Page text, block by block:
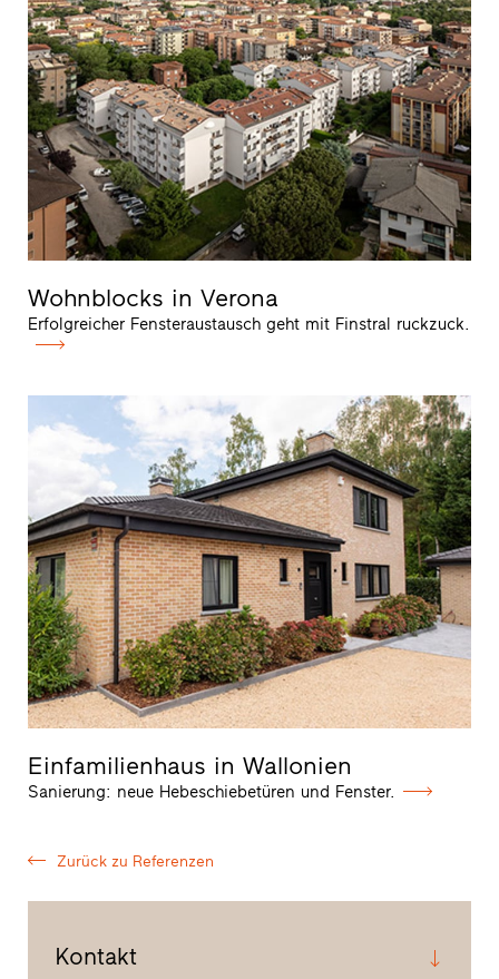
Wohnblocks in Verona
Erfolgreicher Fensteraustausch geht mit Finstral ruckzuck.
Einfamilienhaus in Wallonien
Sanierung: neue Hebeschiebetüren und Fenster.
Zurück zu Referenzen
Kontakt